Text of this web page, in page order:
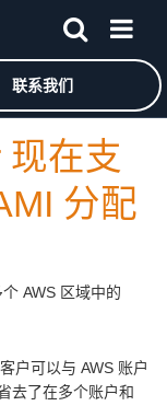
联系我们
在支
分配
AWS 区域中的
户可以与 AWS 账户
去了在多个账户和